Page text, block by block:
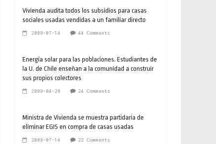
Vivienda audita todos los subsidios para casas
sociales usadas vendidas a un familiar directo
2009-07-14 44 Comments
Energía solar para las poblaciones. Estudiantes de
la U. de Chile enseñan a la comunidad a construir
sus propios colectores
2009-04-29 24 Comments
Ministra de Vivienda se muestra partidaria de
eliminar EGIS en compra de casas usadas
2009-07-14 22 Comments